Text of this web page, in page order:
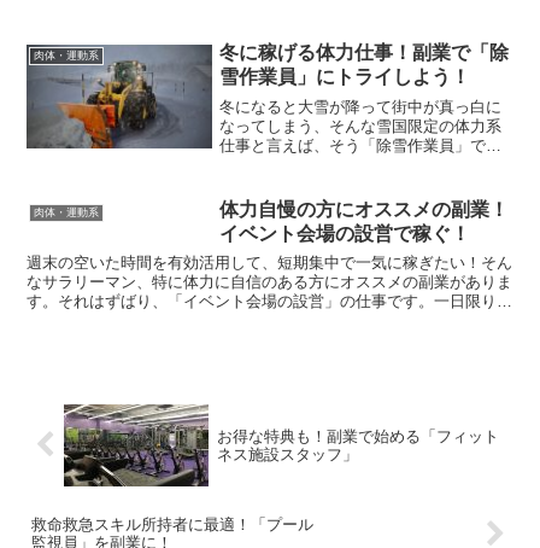
「干し柿農家」を、週末限定の副業にし
ている方が地方を中心にチラ...
肉体・運動系
冬に稼げる体力仕事！副業で「除
雪作業員」にトライしよう！
冬になると大雪が降って街中が真っ白に
なってしまう、そんな雪国限定の体力系
仕事と言えば、そう「除雪作業員」で
域限定の仕事であるこの「除雪作業員」
ですが、深夜帯の作業が...
肉体・運動系
体力自慢の方にオススメの副業！
イベント会場の設営で稼ぐ！
週末の空いた時間を有効活用して、短期集中で一気に稼ぎたい！そん
なサラリーマン、特に体力に自信のある方にオススメの副業がありま
す。それはずばり、「イベント会場の設営」の仕事です。一日限りの
お得な特典も！副業で始める「フィット
ネス施設スタッフ」
救命救急スキル所持者に最適！「プール
監視員」を副業に！